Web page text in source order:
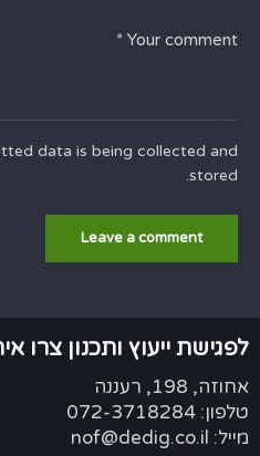
data is being collected and
stored.
לפגישת ייעוץ ותכנון צרו
אחוזה, 198, רעננה
טלפון: 072-3718284
מייל: nof@dedig.co.il